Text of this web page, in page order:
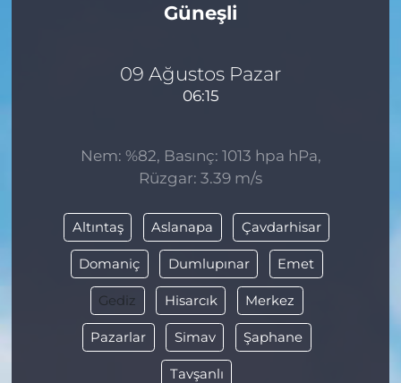
Güneşli
09 Ağustos Pazar
06:15
Nem: %82, Basınç: 1013 hpa hPa,
Rüzgar: 3.39 m/s
Altıntaş Aslanapa Çavdarhisar
Domaniç Dumlupınar Emet
Gediz Hisarcık Merkez
Pazarlar Simav Şaphane
Tavşanlı